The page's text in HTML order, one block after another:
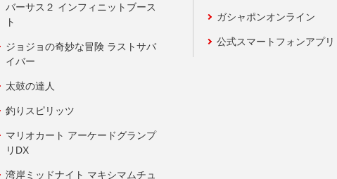
バーサス２ インフィニットブース
ト
ジョジョの奇妙な冒険 ラストサバ
イバー
太鼓の達人
釣りスピリッツ
マリオカート アーケードグランプ
リDX
湾岸ミッドナイト マキシマムチュ
ガシャポンオンライン
公式スマートフォンアプリ